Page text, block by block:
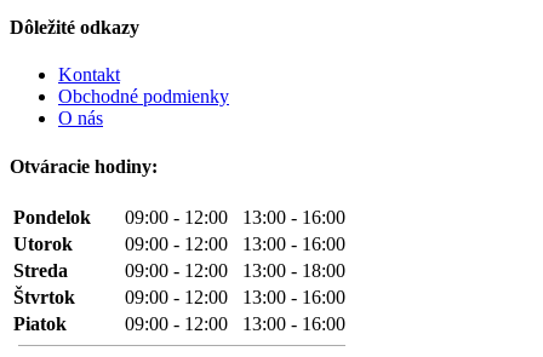
Dôležité odkazy
Kontakt
Obchodné podmienky
O nás
Otváracie hodiny:
Pondelok
09:00 - 12:00 13:00 - 16:00
Utorok
09:00 - 12:00 13:00 - 16:00
Streda
09:00 - 12:00 13:00 - 18:00
Štvrtok
09:00 - 12:00 13:00 - 16:00
Piatok
09:00 - 12:00 13:00 - 16:00